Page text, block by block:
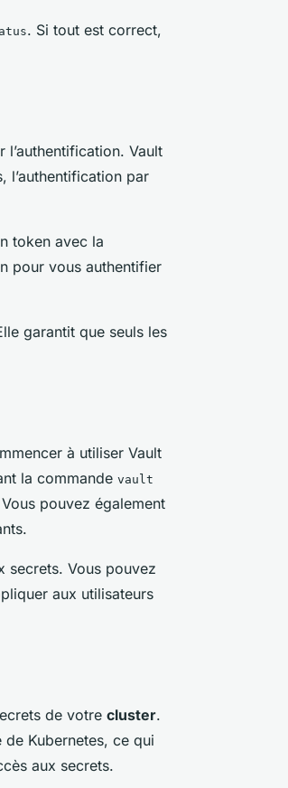
. Si tout est correct,
Vault
l’authentification par
token avec la
pour vous authentifier
garantit que seuls les
à utiliser Vault
la commande vault
pouvez également
secrets. Vous pouvez
aux utilisateurs
de votre cluster.
Kubernetes, ce qui
aux secrets.